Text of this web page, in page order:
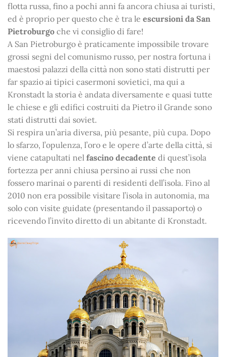
flotta russa, fino a pochi anni fa ancora chiusa ai turisti,
ed è proprio per questo che è tra le escursioni da San
Pietroburgo che vi consiglio di fare!
A San Pietroburgo è praticamente impossibile trovare
grossi segni del comunismo russo, per nostra fortuna i
maestosi palazzi della città non sono stati distrutti per
far spazio ai tipici casermoni sovietici, ma qui a
Kronstadt la storia è andata diversamente e quasi tutte
le chiese e gli edifici costruiti da Pietro il Grande sono
stati distrutti dai soviet.
Si respira un’aria diversa, più pesante, più cupa. Dopo
lo sfarzo, l’opulenza, l’oro e le opere d’arte della città, si
viene catapultati nel fascino decadente di quest’isola
fortezza per anni chiusa persino ai russi che non
fossero marinai o parenti di residenti dell’isola. Fino al
2010 non era possibile visitare l’isola in autonomia, ma
solo con visite guidate (presentando il passaporto) o
ricevendo l’invito diretto di un abitante di Kronstadt.